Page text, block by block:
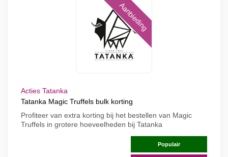
Aanbieding
Acties Tatanka
Tatanka Magic Truffels bulk korting
Profiteer van extra korting bij het bestellen van Magic
Truffels in grotere hoeveelheden bij Tatanka
Populair